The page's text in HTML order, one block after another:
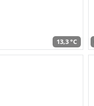
13,3 °C